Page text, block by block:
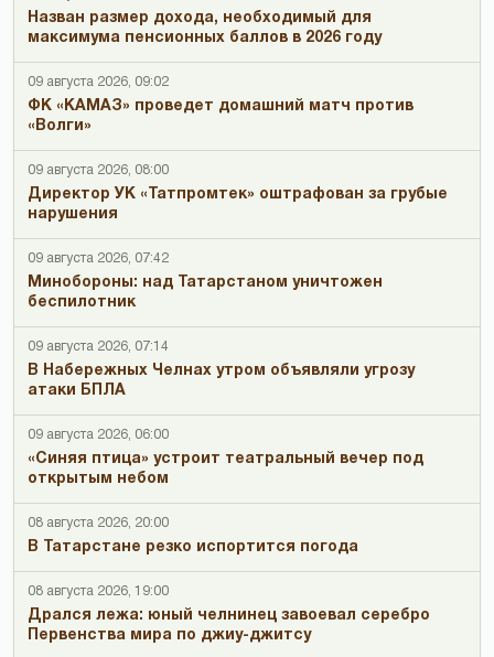
Назван размер дохода, необходимый для
максимума пенсионных баллов в 2026 году
09 августа 2026, 09:02
ФК «КАМАЗ» проведет домашний матч против
«Волги»
09 августа 2026, 08:00
Директор УК «Татпромтек» оштрафован за грубые
нарушения
09 августа 2026, 07:42
Минобороны: над Татарстаном уничтожен
беспилотник
09 августа 2026, 07:14
В Набережных Челнах утром объявляли угрозу
атаки БПЛА
09 августа 2026, 06:00
«Синяя птица» устроит театральный вечер под
открытым небом
08 августа 2026, 20:00
В Татарстане резко испортится погода
08 августа 2026, 19:00
Дрался лежа: юный челнинец завоевал серебро
Первенства мира по джиу-джитсу